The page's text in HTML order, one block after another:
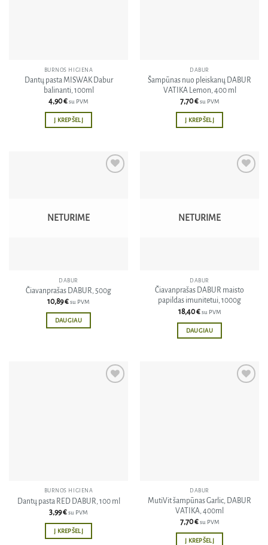
BURNOS HIGIENA
Dantų pasta MISWAK Dabur
balinanti, 100ml
4,90€su PVM
Į KREPŠELĮ
DABUR
Šampūnas nuo pleiskanų DABUR
VATIKA Lemon, 400 ml
7,70€ su PVM
Į KREPŠELĮ
NETURIME
DABUR
Čiavanprašas DABUR, 500g
10,89€su PVM
DAUGIAU
NETURIME
DABUR
Čiavanprašas DABUR maisto
papildas imunitetui, 1000g
18,40€ su PVM
DAUGIAU
BURNOS HIGIENA
Dantų pasta RED DABUR, 100 ml
3,99€su PVM
Į KREPŠELĮ
DABUR
MutiVit šampūnas Garlic, DABUR
VATIKA, 400ml
7,70€ su PVM
Į KREPŠELĮ